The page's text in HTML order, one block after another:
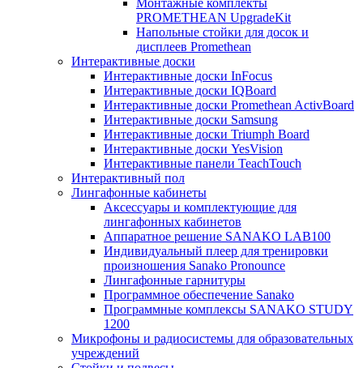
Монтажные комплекты
PROMETHEAN UpgradeKit
Напольные стойки для досок и
дисплеев Promethean
Интерактивные доски
Интерактивные доски InFocus
Интерактивные доски IQBoard
Интерактивные доски Promethean ActivBoard
Интерактивные доски Samsung
Интерактивные доски Triumph Board
Интерактивные доски YesVision
Интерактивные панели TeachTouch
Интерактивный пол
Лингафонные кабинеты
Аксессуары и комплектующие для
лингафонных кабинетов
Аппаратное решение SANAKO LAB100
Индивидуальный плеер для тренировки
произношения Sanako Pronounce
Лингафонные гарнитуры
Программное обеспечение Sanako
Программные комплексы SANAKO STUDY
1200
Микрофоны и радиосистемы для образовательных
учреждений